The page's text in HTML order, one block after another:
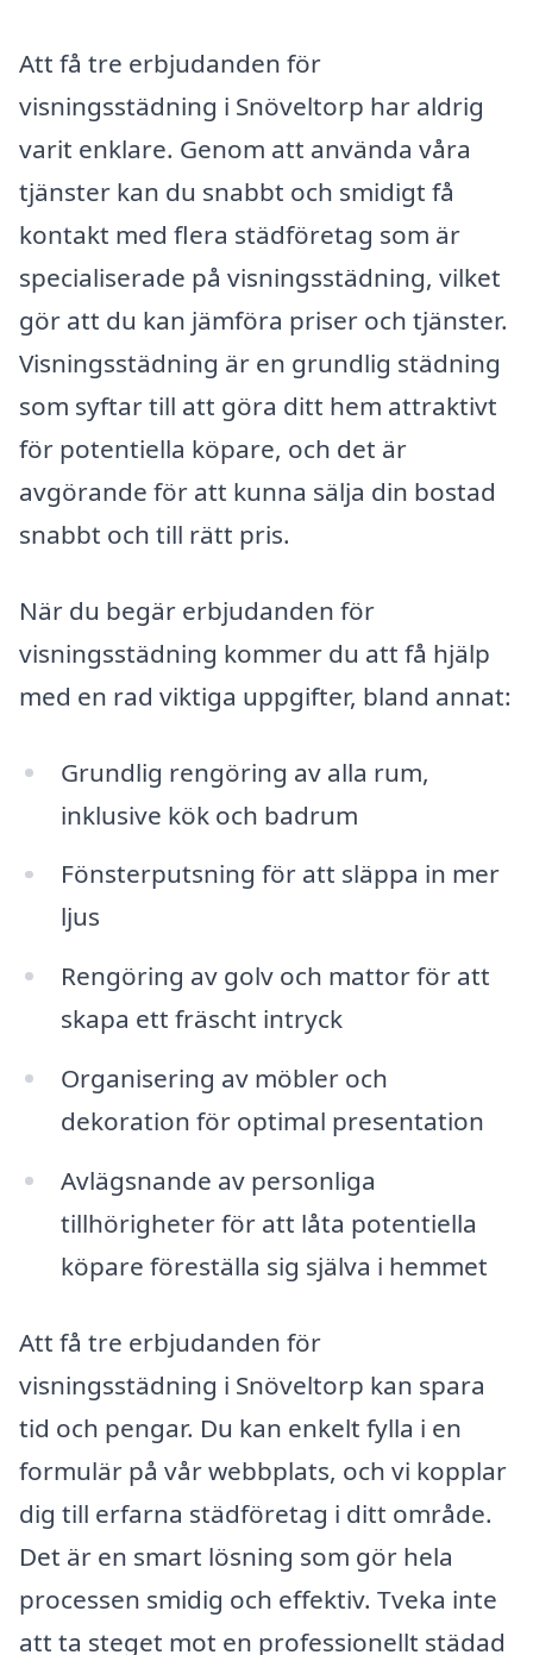
Att få tre erbjudanden för
visningsstädning i Snöveltorp har aldrig
varit enklare. Genom att använda våra
tjänster kan du snabbt och smidigt få
kontakt med flera städföretag som är
specialiserade på visningsstädning, vilket
gör att du kan jämföra priser och tjänster.
Visningsstädning är en grundlig städning
som syftar till att göra ditt hem attraktivt
för potentiella köpare, och det är
avgörande för att kunna sälja din bostad
snabbt och till rätt pris.
När du begär erbjudanden för
visningsstädning kommer du att få hjälp
med en rad viktiga uppgifter, bland annat:
Grundlig rengöring av alla rum,
inklusive kök och badrum
Fönsterputsning för att släppa in mer
ljus
Rengöring av golv och mattor för att
skapa ett fräscht intryck
Organisering av möbler och
dekoration för optimal presentation
Avlägsnande av personliga
tillhörigheter för att låta potentiella
köpare föreställa sig själva i hemmet
Att få tre erbjudanden för
visningsstädning i Snöveltorp kan spara
tid och pengar. Du kan enkelt fylla i en
formulär på vår webbplats, och vi kopplar
dig till erfarna städföretag i ditt område.
Det är en smart lösning som gör hela
processen smidig och effektiv. Tveka inte
att ta steget mot en professionellt städad